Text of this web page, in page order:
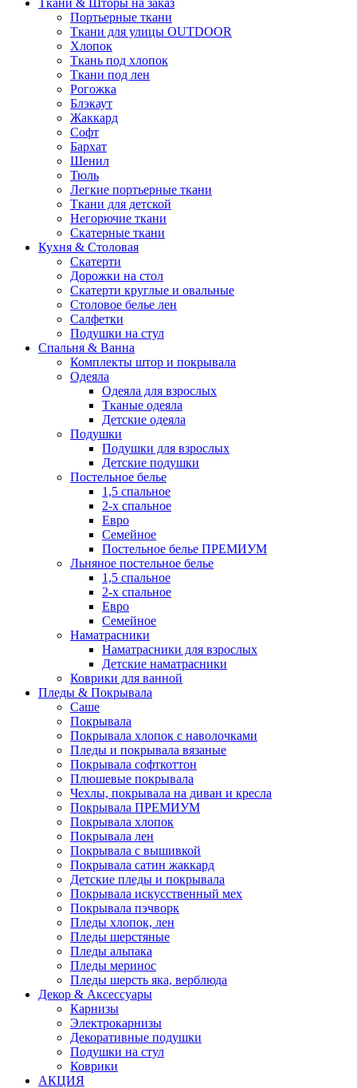
Ткани & Шторы на заказ
Портьерные ткани
Ткани для улицы OUTDOOR
Хлопок
Ткань под хлопок
Ткани под лен
Рогожка
Блэкаут
Жаккард
Софт
Бархат
Шенил
Тюль
Легкие портьерные ткани
Ткани для детской
Негорючие ткани
Скатерные ткани
Кухня & Столовая
Скатерти
Дорожки на стол
Скатерти круглые и овальные
Столовое белье лен
Салфетки
Подушки на стул
Спальня & Ванна
Комплекты штор и покрывала
Одеяла
Одеяла для взрослых
Тканые одеяла
Детские одеяла
Подушки
Подушки для взрослых
Детские подушки
Постельное белье
1,5 спальное
2-х спальное
Евро
Семейное
Постельное белье ПРЕМИУМ
Льняное постельное белье
1,5 спальное
2-х спальное
Евро
Семейное
Наматрасники
Наматрасники для взрослых
Детские наматрасники
Коврики для ванной
Пледы & Покрывала
Саше
Покрывала
Покрывала хлопок с наволочками
Пледы и покрывала вязаные
Покрывала софткоттон
Плюшевые покрывала
Чехлы, покрывала на диван и кресла
Покрывала ПРЕМИУМ
Покрывала хлопок
Покрывала лен
Покрывала с вышивкой
Покрывала сатин жаккард
Детские пледы и покрывала
Покрывала искусственный мех
Покрывала пэчворк
Пледы хлопок, лен
Пледы шерстяные
Пледы альпака
Пледы меринос
Пледы шерсть яка, верблюда
Декор & Аксессуары
Карнизы
Электрокарнизы
Декоративные подушки
Подушки на стул
Коврики
АКЦИЯ